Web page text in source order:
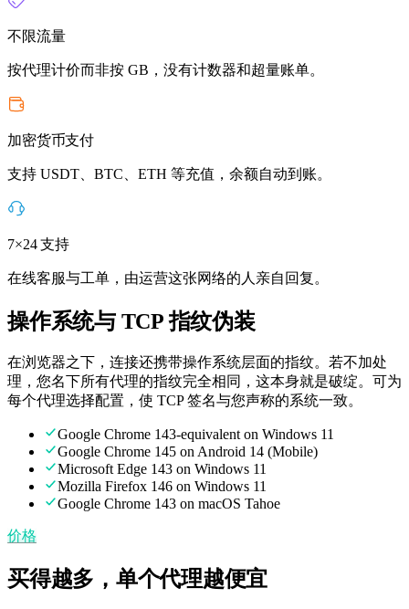
不限流量
按代理计价而非按 GB，没有计数器和超量账单。
加密货币支付
支持 USDT、BTC、ETH 等充值，余额自动到账。
7×24 支持
在线客服与工单，由运营这张网络的人亲自回复。
操作系统与 TCP 指纹伪装
在浏览器之下，连接还携带操作系统层面的指纹。若不加处
理，您名下所有代理的指纹完全相同，这本身就是破绽。可为
每个代理选择配置，使 TCP 签名与您声称的系统一致。
Google Chrome 143-equivalent on Windows 11
Google Chrome 145 on Android 14 (Mobile)
Microsoft Edge 143 on Windows 11
Mozilla Firefox 146 on Windows 11
Google Chrome 143 on macOS Tahoe
价格
买得越多，单个代理越便宜